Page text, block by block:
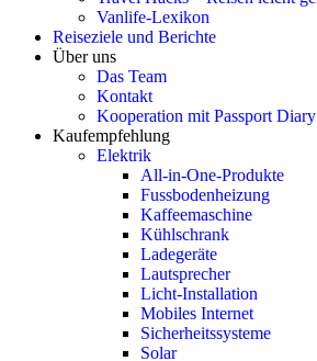
Vanlife-Lexikon
Reiseziele und Berichte
Über uns
Das Team
Kontakt
Kooperation mit Passport Diary
Kaufempfehlung
Elektrik
All-in-One-Produkte
Fussbodenheizung
Kaffeemaschine
Kühlschrank
Ladegeräte
Lautsprecher
Licht-Installation
Mobiles Internet
Sicherheitssysteme
Solar